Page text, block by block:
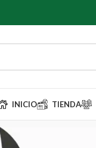
INICIO TIENDA